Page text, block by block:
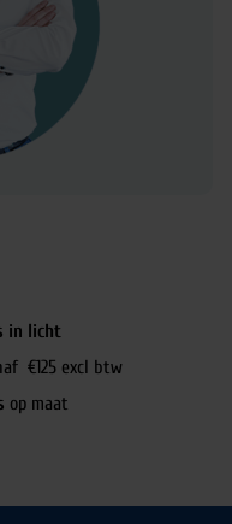
in licht
€125 excl btw
op maat